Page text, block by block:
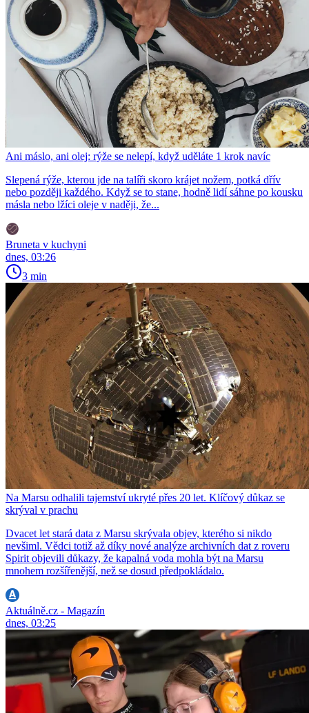
Ani máslo, ani olej: rýže se nelepí, když uděláte 1 krok navíc
Slepená rýže, kterou jde na talíři skoro krájet nožem, potká dřív
nebo později každého. Když se to stane, hodně lidí sáhne po kousku
másla nebo lžíci oleje v naději, že...
Bruneta v kuchyni
dnes, 03:26
3 min
Na Marsu odhalili tajemství ukryté přes 20 let. Klíčový důkaz se
skrýval v prachu
Dvacet let stará data z Marsu skrývala objev, kterého si nikdo
nevšiml. Vědci totiž až díky nové analýze archivních dat z roveru
Spirit objevili důkazy, že kapalná voda mohla být na Marsu
mnohem rozšířenější, než se dosud předpokládalo.
Aktuálně.cz - Magazín
dnes, 03:25